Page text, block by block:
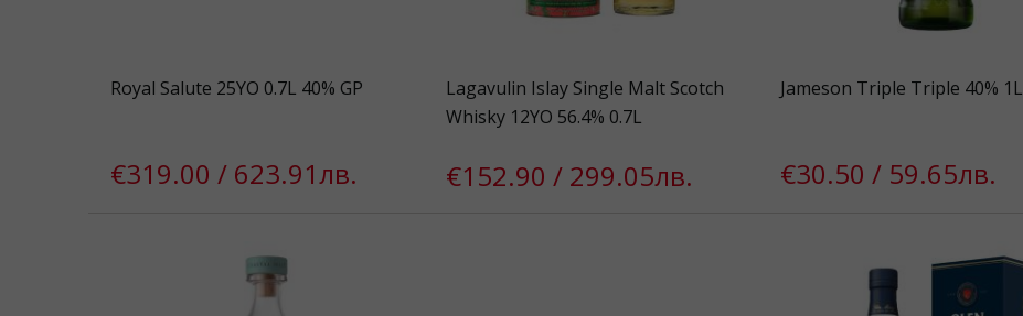
Royal Salute 25YO 0.7L 40% GP
€319.00 / 623.91лв.
Lagavulin Islay Single Malt Scotch
Whisky 12YO 56.4% 0.7L
€152.90 / 299.05лв.
Jameson Triple Triple 40% 1L
€30.50 / 59.65лв.